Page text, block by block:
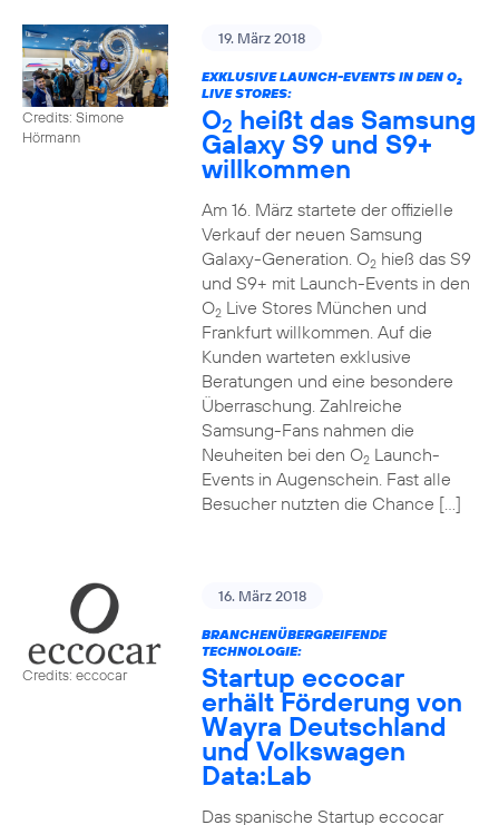
Credits: Simone
Hörmann
19. März 2018
EXKLUSIVE LAUNCH-EVENTS IN DEN O2
LIVE STORES:
O2 heißt das Samsung
Galaxy S9 und S9+
willkommen
Am 16. März startete der offizielle
Verkauf der neuen Samsung
Galaxy-Generation. O2hieß das S9
und S9+ mit Launch-Events in den
O2Live Stores München und
Frankfurt willkommen. Auf die
Kunden warteten exklusive
Beratungen und eine besondere
Überraschung. Zahlreiche
Samsung-Fans nahmen die
Neuheiten bei den O2Launch-
Events in Augenschein. Fast alle
Besucher nutzten die Chance […]
Credits: eccocar
16. März 2018
BRANCHENÜBERGREIFENDE
TECHNOLOGIE:
Startup eccocar
erhält Förderung von
Wayra Deutschland
und Volkswagen
Data:Lab
Das spanische Startup eccocar